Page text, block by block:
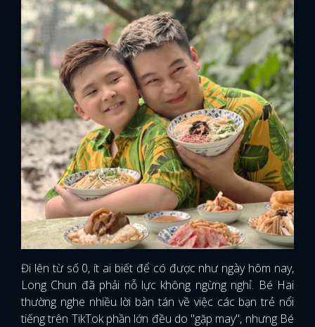
Đi lên từ số 0, ít ai biết để có được như ngày hôm nay,
Long Chun đã phải nỗ lực không ngừng nghỉ. Bé Hai
thường nghe nhiều lời bàn tán về việc các bạn trẻ nổi
tiếng trên TikTok phần lớn đều do "gặp may", nhưng Bé